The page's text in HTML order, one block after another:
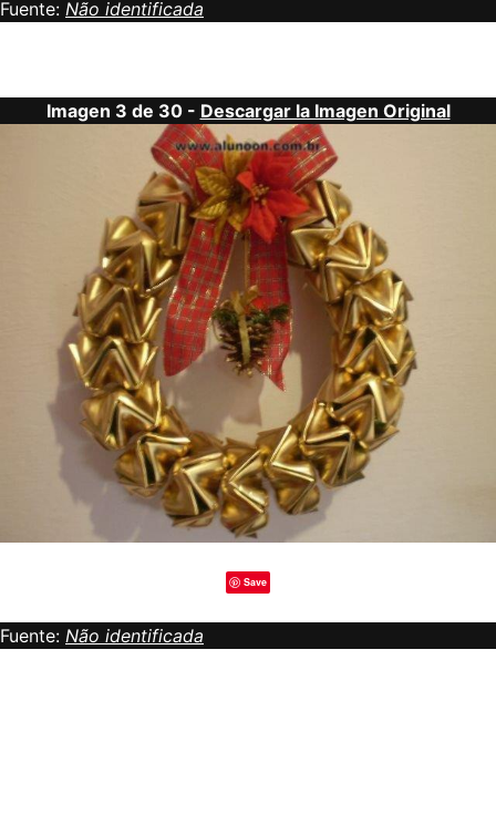
Fuente: Não identificada
Imagen 3 de 30 - Descargar la Imagen Original
Save
Fuente: Não identificada